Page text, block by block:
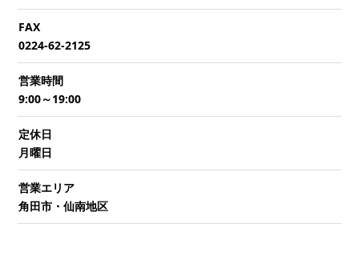
FAX
0224-62-2125
営業時間
9:00～19:00
定休日
月曜日
営業エリア
角田市・仙南地区